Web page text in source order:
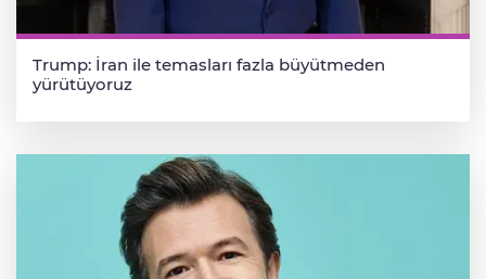
Trump: İran ile temasları fazla büyütmeden
yürütüyoruz